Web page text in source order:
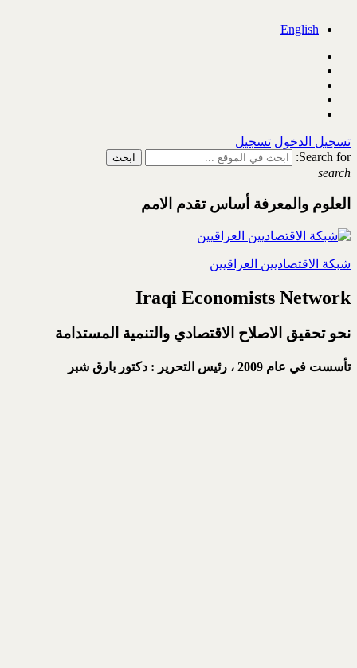
English
تسجيل الدخول تسجيل
Search for:
search
العلوم والمعرفة أساس تقدم الامم
شبكة الاقتصاديين العراقيين
Iraqi Economists Network
نحو تحقيق الاصلاح الاقتصادي والتنمية المستدامة
تأسست في عام 2009 ، رئيس التحرير : دكتور بارق شبر